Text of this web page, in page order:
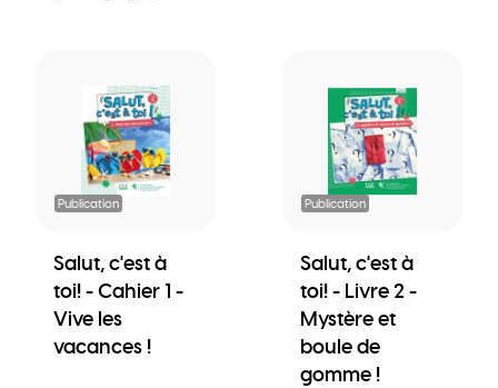
Publication
Salut, c'est à
toi! - Cahier 1 -
Vive les
vacances !
Publication
Salut, c'est à
toi! - Livre 2 -
Mystère et
boule de
gomme !